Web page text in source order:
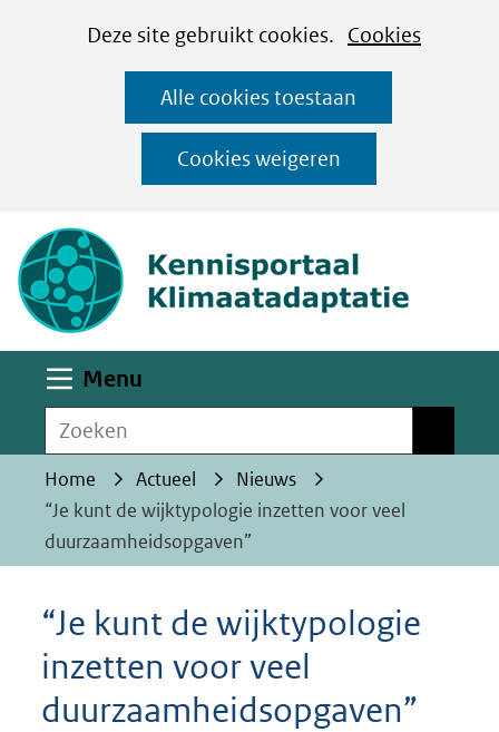
CookiesDeze site gebruikt cookies. Cookies
op
deze
website
worden
toegestaan
geweigerd.
Alle cookies toestaan
Cookies weigeren
Ga
naar
de
inhoud
Menu
Zoeken
Home Actueel
Nieuws
“Je kunt de wijktypologie inzetten voor veel
duurzaamheidsopgaven”
“Je kunt de wijktypologie
inzetten voor veel
duurzaamheidsopgaven”